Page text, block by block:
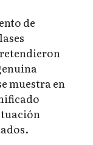
de
muestra en